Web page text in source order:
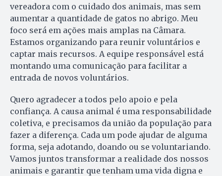
vereadora com o cuidado dos animais, mas sem
aumentar a quantidade de gatos no abrigo. Meu
foco será em ações mais amplas na Câmara.
Estamos organizando para reunir voluntários e
captar mais recursos. A equipe responsável está
montando uma comunicação para facilitar a
entrada de novos voluntários.
Quero agradecer a todos pelo apoio e pela
confiança. A causa animal é uma responsabilidade
coletiva, e precisamos da união da população para
fazer a diferença. Cada um pode ajudar de alguma
forma, seja adotando, doando ou se voluntariando.
Vamos juntos transformar a realidade dos nossos
animais e garantir que tenham uma vida digna e